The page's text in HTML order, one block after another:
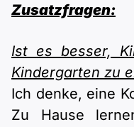
Zusatzfragen:
Ist es besser,
Kindergarten zu
Ich denke, eine
Zu Hause